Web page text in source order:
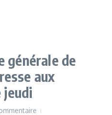
générale de
aux
jeudi